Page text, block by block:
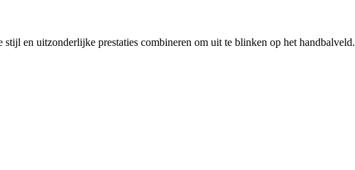
en uitzonderlijke prestaties combineren om uit te blinken op het handbalveld.